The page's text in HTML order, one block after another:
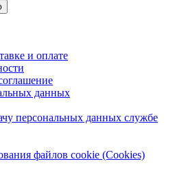
и оплате
данных
персональных данных службе
файлов cookie (Cookies)